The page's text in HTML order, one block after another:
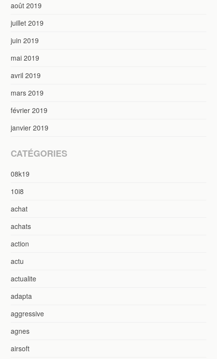
août 2019
juillet 2019
juin 2019
mai 2019
avril 2019
mars 2019
février 2019
janvier 2019
CATÉGORIES
08k19
10i8
achat
achats
action
actu
actualite
adapta
aggressive
agnes
airsoft